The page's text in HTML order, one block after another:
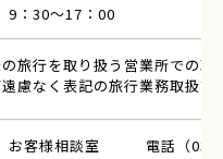
9：30～17：00
旅行を取り扱う営業所での
慮なく表記の旅行業務取扱管
お客様相談室 電話（03）